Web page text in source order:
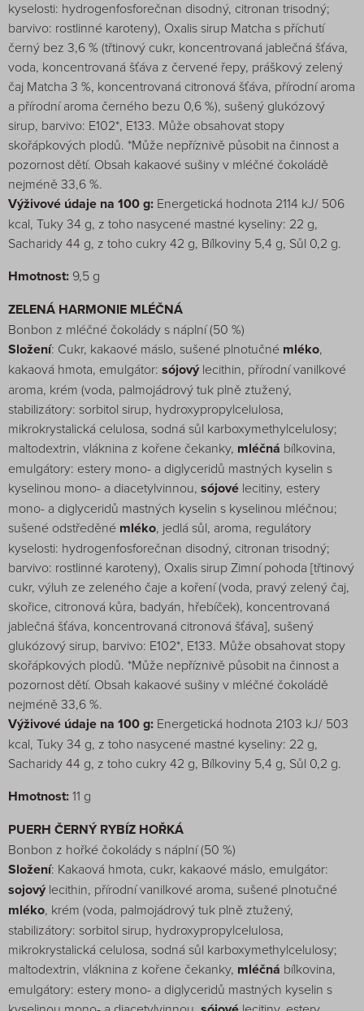
kyselosti: hydrogenfosforečnan disodný, citronan trisodný;
barvivo: rostlinné karoteny), Oxalis sirup Matcha s příchutí
černý bez 3,6 % (třtinový cukr, koncentrovaná jablečná šťáva,
voda, koncentrovaná šťáva z červené řepy, práškový zelený
čaj Matcha 3 %, koncentrovaná citronová šťáva, přírodní aroma
a přírodní aroma černého bezu 0,6 %), sušený glukózový
sirup, barvivo: E102*, E133. Může obsahovat stopy
skořápkových plodů. *Může nepříznivě působit na činnost a
pozornost dětí. Obsah kakaové sušiny v mléčné čokoládě
nejméně 33,6 %.
Výživové údaje na 100 g: Energetická hodnota 2114 kJ/ 506
kcal, Tuky 34 g, z toho nasycené mastné kyseliny: 22 g,
Sacharidy 44 g, z toho cukry 42 g, Bílkoviny 5,4 g, Sůl 0,2 g.
Hmotnost: 9,5 g
ZELENÁ HARMONIE MLÉČNÁ
Bonbon z mléčné čokolády s náplní (50 %)
Složení: Cukr, kakaové máslo, sušené plnotučné mléko,
kakaová hmota, emulgátor: sójový lecithin, přírodní vanilkové
aroma, krém (voda, palmojádrový tuk plně ztužený,
stabilizátory: sorbitol sirup, hydroxypropylcelulosa,
mikrokrystalická celulosa, sodná sůl karboxymethylcelulosy;
maltodextrin, vláknina z kořene čekanky, mléčná bílkovina,
emulgátory: estery mono- a diglyceridů mastných kyselin s
kyselinou mono- a diacetylvinnou, sójové lecitiny, estery
mono- a diglyceridů mastných kyselin s kyselinou mléčnou;
sušené odstředěné mléko, jedlá sůl, aroma, regulátory
kyselosti: hydrogenfosforečnan disodný, citronan trisodný;
barvivo: rostlinné karoteny), Oxalis sirup Zimní pohoda [třtinový
cukr, výluh ze zeleného čaje a koření (voda, pravý zelený čaj,
skořice, citronová kůra, badyán, hřebíček), koncentrovaná
jablečná šťáva, koncentrovaná citronová šťáva], sušený
glukózový sirup, barvivo: E102*, E133. Může obsahovat stopy
skořápkových plodů. *Může nepříznivě působit na činnost a
pozornost dětí. Obsah kakaové sušiny v mléčné čokoládě
nejméně 33,6 %.
Výživové údaje na 100 g: Energetická hodnota 2103 kJ/ 503
kcal, Tuky 34 g, z toho nasycené mastné kyseliny: 22 g,
Sacharidy 44 g, z toho cukry 42 g, Bílkoviny 5,4 g, Sůl 0,2 g.
Hmotnost:11 g
PUERH ČERNÝ RYBÍZ HOŘKÁ
Bonbon z hořké čokolády s náplní (50 %)
Složení: Kakaová hmota, cukr, kakaové máslo, emulgátor:
sojový lecithin, přírodní vanilkové aroma, sušené plnotučné
mléko, krém (voda, palmojádrový tuk plně ztužený,
stabilizátory: sorbitol sirup, hydroxypropylcelulosa,
mikrokrystalická celulosa, sodná sůl karboxymethylcelulosy;
maltodextrin, vláknina z kořene čekanky, mléčná bílkovina,
emulgátory: estery mono- a diglyceridů mastných kyselin s